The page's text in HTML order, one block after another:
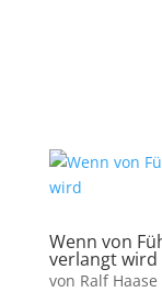
Wenn von
verlangt wird
von Ralf Haase